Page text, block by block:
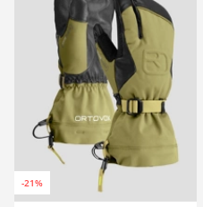
-21%